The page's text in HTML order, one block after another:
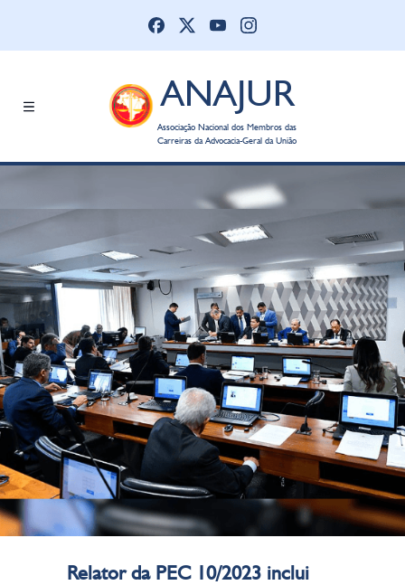
ANAJUR
Associação Nacional dos Membros das
Carreiras da Advocacia-Geral da União
Relator da PEC 10/2023 inclui